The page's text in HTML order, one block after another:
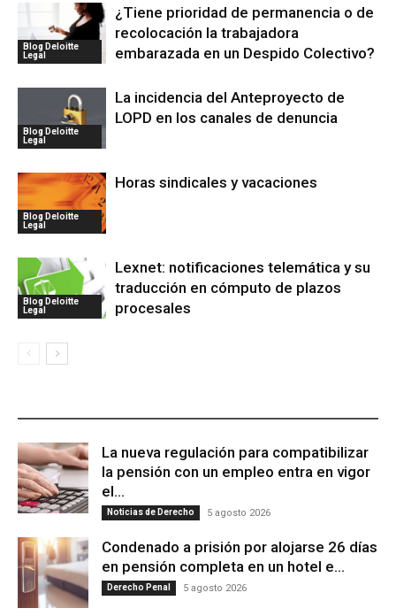
Blog Deloitte
Legal
¿Tiene prioridad de permanencia o de
recolocación la trabajadora
embarazada en un Despido Colectivo?
Blog Deloitte
Legal
La incidencia del Anteproyecto de
LOPD en los canales de denuncia
Blog Deloitte
Legal
Horas sindicales y vacaciones
Blog Deloitte
Legal
Lexnet: notificaciones telemática y su
traducción en cómputo de plazos
procesales
La nueva regulación para compatibilizar
la pensión con un empleo entra en vigor
el...
Noticias de Derecho 5 agosto 2026
Condenado a prisión por alojarse 26 días
en pensión completa en un hotel e...
Derecho Penal 5 agosto 2026